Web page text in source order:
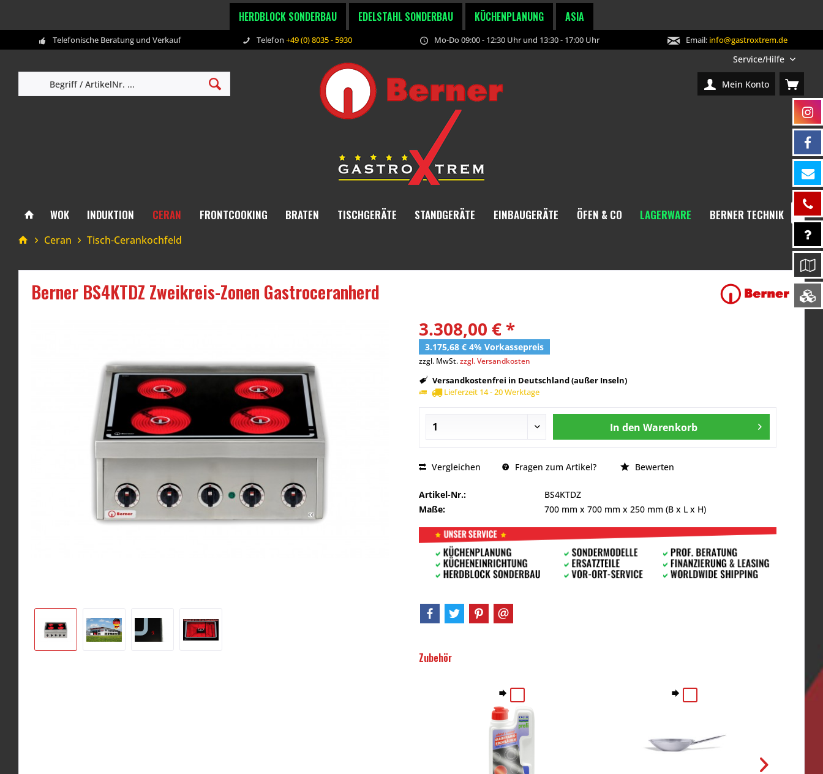
HERDBLOCK SONDERBAU EDELSTAHL SONDERBAU KÜCHENPLANUNG ASIA
Telefonische Beratung und Verkauf Telefon +49 (0) 8035 - 5930 Mo-Do 09:00 - 12:30 Uhr und 13:30 - 17:00 Uhr Email: info@gastroxtrem.de
Service/Hilfe
Mein Konto
WOK INDUKTION CERAN FRONTCOOKING BRATEN TISCHGERÄTE STANDGERÄTE EINBAUGERÄTE ÖFEN & CO LAGERWARE BERNER TECHNIK
Ceran Tisch-Cerankochfeld
Berner BS4KTDZ Zweikreis-Zonen Gastroceranherd
3.308,00 € *
3.175,68 € 4% Vorkassepreis
zzgl. MwSt.zzgl. Versandkosten
Versandkostenfrei in Deutschland (außer Inseln)
Lieferzeit 14 - 20 Werktage
In den Warenkorb
Vergleichen Fragen zum Artikel? Bewerten
Artikel-Nr.:
BS4KTDZ
Maße:
700 mm x700 mm x250 mm (B x L x H)
Zubehör